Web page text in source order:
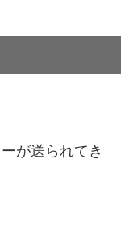
が送られてき